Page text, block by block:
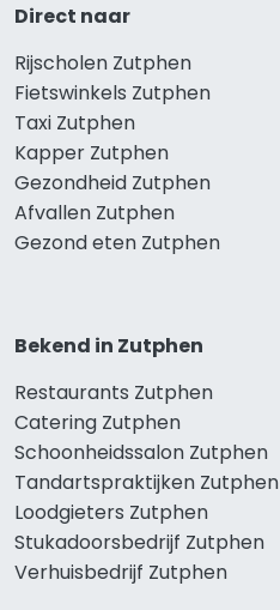
Direct naar
Rijscholen Zutphen
Fietswinkels Zutphen
Taxi Zutphen
Kapper Zutphen
Gezondheid Zutphen
Afvallen Zutphen
Gezond eten Zutphen
Bekend in Zutphen
Restaurants Zutphen
Catering Zutphen
Schoonheidssalon Zutphen
Tandartspraktijken Zutphen
Loodgieters Zutphen
Stukadoorsbedrijf Zutphen
Verhuisbedrijf Zutphen